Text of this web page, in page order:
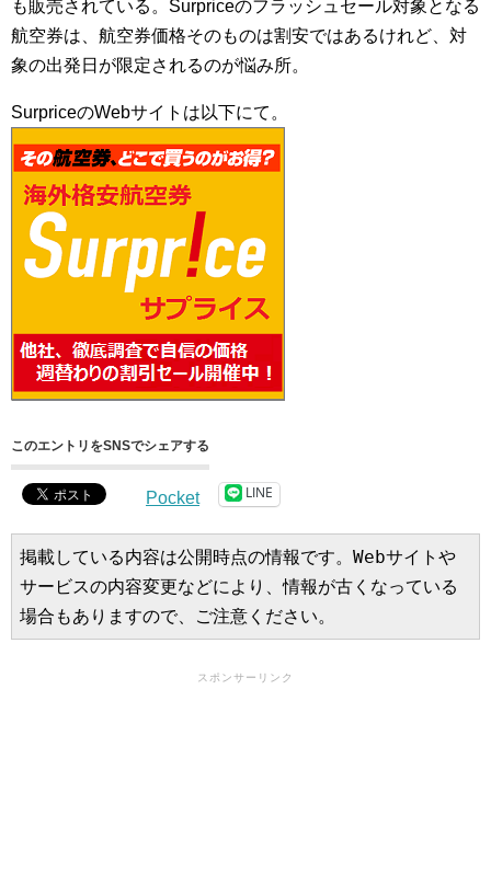
も販売されている。Surpriceのフラッシュセール対象となる
航空券は、航空券価格そのものは割安ではあるけれど、対
象の出発日が限定されるのが悩み所。
SurpriceのWebサイトは以下にて。
このエントリをSNSでシェアする
Pocket LINE
掲載している内容は公開時点の情報です。Webサイトや
サービスの内容変更などにより、情報が古くなっている
場合もありますので、ご注意ください。
スポンサーリンク